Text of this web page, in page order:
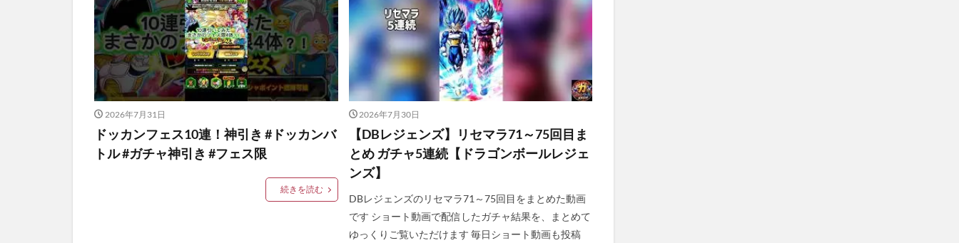
2026年7月31日
ドッカンフェス10連！神引き #ドッカンバ
トル #ガチャ神引き #フェス限
続きを読む
2026年7月30日
【DBレジェンズ】リセマラ71～75回目ま
とめ ガチャ5連続【ドラゴンボールレジェ
ンズ】
DBレジェンズのリセマラ71～75回目をまとめた動画
です ショート動画で配信したガチャ結果を、まとめて
ゆっくりご覧いただけます 毎日ショート動画も投稿